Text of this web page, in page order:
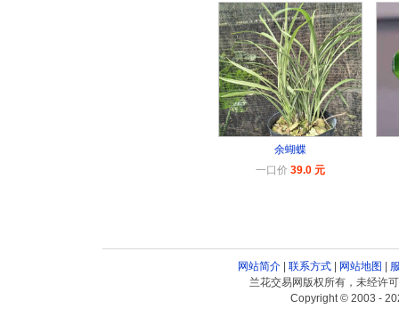
余蝴蝶
一口价 39.0 元
网站简介| 联系方式| 网站地图 |
兰花交易网版权所有，未经许
Copyright © 2003 -